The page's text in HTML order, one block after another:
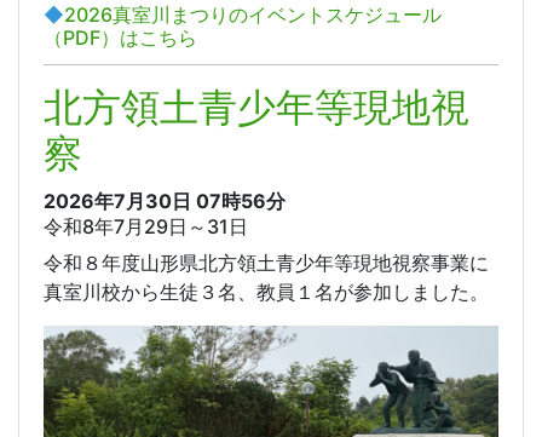
◆2026真室川まつりのイベントスケジュール
（PDF）はこちら
北方領土青少年等現地視
察
2026年7月30日 07時56分
令和8年7月29日～31日
令和８年度山形県北方領土青少年等現地視察事業に
真室川校から生徒３名、教員１名が参加しました。